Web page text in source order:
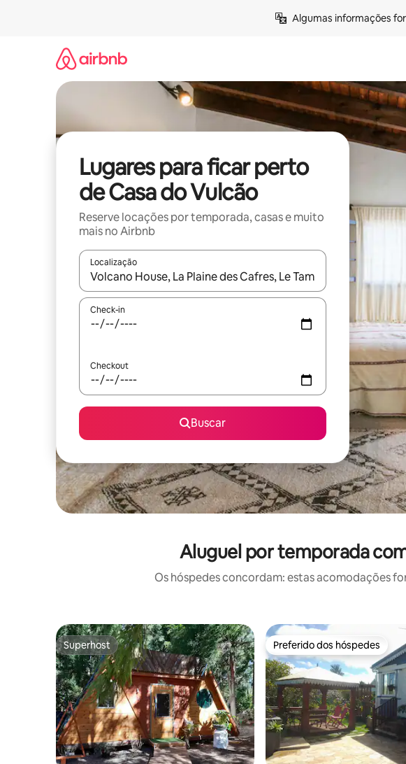
Algumas informações
Lugares para ficar perto
de Casa do Vulcão
Reserve locações por temporada, casas e muito
mais no Airbnb
Localização
Quando os resultados estiverem disponíveis, explore-os usando as
Check-in
Checkout
Buscar
Aluguel por temporada
Os hóspedes concordam: estas acomodações
Superhost
Superhost Preferido dos hóspedes
Preferido dos hóspedes